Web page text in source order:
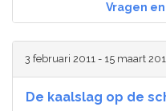
Vragen
3 februari 2011 - 15 maart
De kaalslag op de